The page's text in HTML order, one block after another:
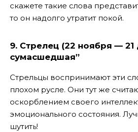
скажете такие слова
то он надолго утратит покой.
9. Стрелец (22 ноября — 21
сумасшедшая”
Стрельцы воспринимают эти
плохом русле. Они тут же
оскорблением своего
эмоционального состояния.
шутить!